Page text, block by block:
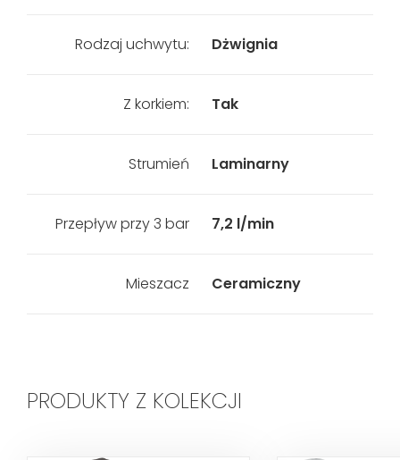
Rodzaj uchwytu: Dżwignia
Z korkiem: Tak
Strumień Laminarny
Przepływ przy 3 bar 7,2 l/min
Mieszacz Ceramiczny
PRODUKTY Z KOLEKCJI